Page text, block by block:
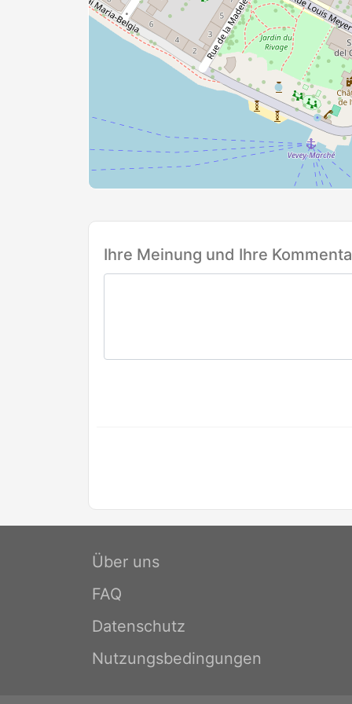
Ihre Meinung und Ihre
Über uns
FAQ
Datenschutz
Nutzungsbedingungen